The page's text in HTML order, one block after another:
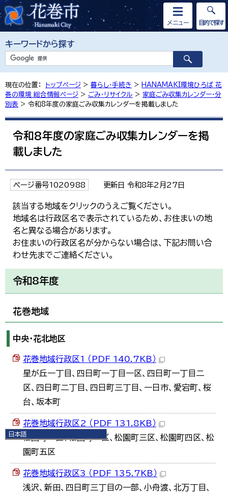
キーワードから探す
メニュー
日本語
English
한국어
简体中文
繁體中文
目的で探す
現在の位置： トップページ > 暮らし・手続き > HANAMAKI環境ひろば 花
巻の環境 総合情報ページ > ごみ・リサイクル > 家庭ごみ収集カレンダー・分
別表 > 令和8年度の家庭ごみ収集カレンダーを掲載しました
令和8年度の家庭ごみ収集カレンダーを掲
載しました
ページ番号1020988 更新日 令和8年2月27日
該当する地域をクリックのうえご覧ください。
地域名は行政区名で表示されているため、お住まいの地
名と異なる場合があります。
お住まいの行政区名が分からない場合は、下記お問い合
わせ先までご連絡ください。
令和8年度
花巻地域
中央・花北地区
花巻地域行政区1 （PDF 140.7KB）
星が丘一丁目、四日町一丁目一区、四日町一丁目二
区、四日町二丁目、四日町三丁目、一日市、愛宕町、桜
台、坂本町
花巻地域行政区2 （PDF 131.8KB）
松園町一区、松園町二区、松園町三区、松園町四区、松
園町五区
花巻地域行政区3 （PDF 135.7KB）
浅沢、新田、四日町三丁目の一部、小舟渡、北万丁目、